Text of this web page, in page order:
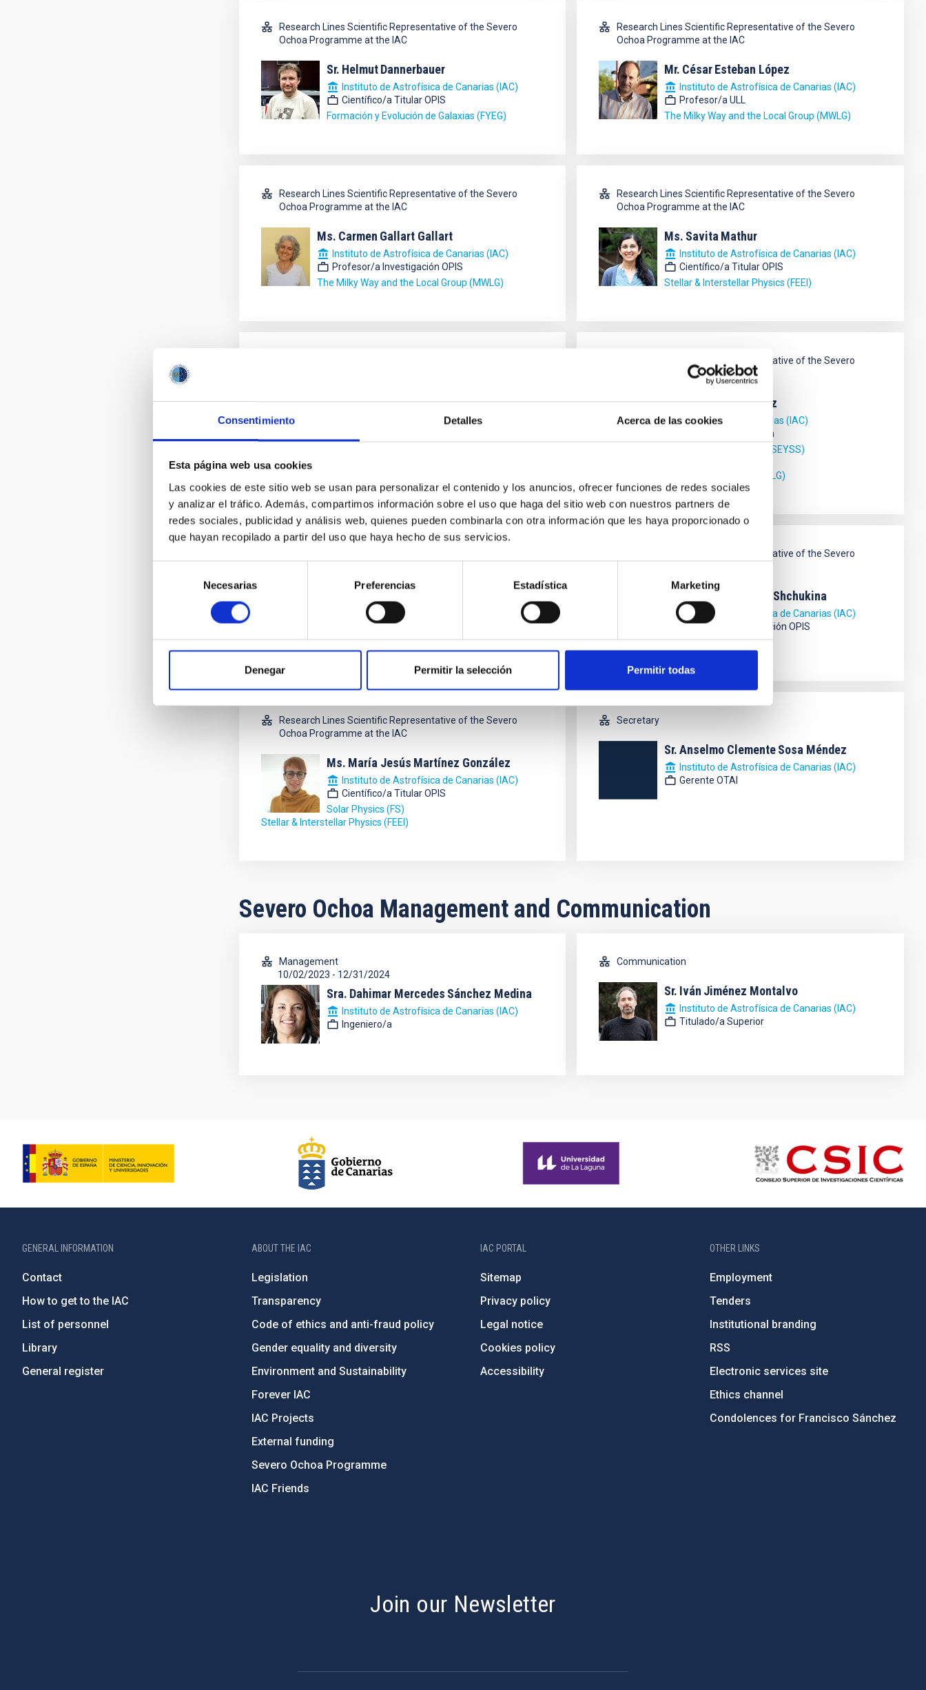
Consentimiento Detalles Acerca de las cookies
Esta página web usa cookies
Las cookies de este sitio web se usan para personalizar el contenido y los anuncios, ofrecer funciones de redes sociales
y analizar el tráfico. Además, compartimos información sobre el uso que haga del sitio web con nuestros partners de
redes sociales, publicidad y análisis web, quienes pueden combinarla con otra información que les haya proporcionado o
que hayan recopilado a partir del uso que haya hecho de sus servicios.
consentimiento
Necesarias Preferencias Estadística Marketing
Denegar Permitir la selección Permitir todas
Research Lines Scientific Representative of the Severo
Ochoa Programme at the IAC
Sr. Helmut Dannerbauer
Instituto de Astrofísica de Canarias (IAC)
Científico/a Titular OPIS
Formación y Evolución de Galaxias (FYEG)
Research Lines Scientific Representative of the Severo
Ochoa Programme at the IAC
Mr. CésarEsteban López
Instituto de Astrofísica de Canarias (IAC)
Profesor/a ULL
The Milky Way and the Local Group (MWLG)
Research Lines Scientific Representative of the Severo
Ochoa Programme at the IAC
Ms. Carmen Gallart Gallart
Instituto de Astrofísica de Canarias (IAC)
Profesor/a Investigación OPIS
The Milky Way and the Local Group (MWLG)
Research Lines Scientific Representative of the Severo
Ochoa Programme at the IAC
Ms. Savita Mathur
Instituto de Astrofísica de Canarias (IAC)
Científico/a Titular OPIS
Stellar & Interstellar Physics (FEEI)
Sr.SergioSimón Díaz
Instituto de Astrofísica de Canarias (IAC)
Research Lines Scientific Representative of the Severo
Ochoa Programme at the IAC
Mr.Jonay IsaíGonzález Hernández
Instituto de Astrofísica de Canarias (IAC)
Coodinador/a Área Investigación
Exoplanetary Systems & Solar System (SEYSS)
The Milky Way and the Local Group (MWLG)
Instituto de Astrofísica de Canarias (IAC)
Profesor/a Investigación OPIS
Sistema Solar y Sistemas Planetarios (SEYSS)
Research Lines Scientific Representative of the Severo
ElenaKhomenko Shchukina
Instituto de Astrofísica de Canarias (IAC)
Profesor/a Investigación OPIS
Física Solar (FS)
Research Lines Scientific Representative of the Severo
Ochoa Programme at the IAC
Ms. María Jesús Martínez González
Instituto de Astrofísica de Canarias (IAC)
Científico/a Titular OPIS
Solar Physics (FS)
Stellar & Interstellar Physics (FEEI)
Secretary
Sr. Anselmo ClementeSosa Méndez
Instituto de Astrofísica de Canarias (IAC)
Gerente OTAI
Severo Ochoa Management and Communication
Management
10/02/2023 - 12/31/2024
Sra. Dahimar Mercedes Sánchez Medina
Instituto de Astrofísica de Canarias (IAC)
Ingeniero/a
Communication
Sr. Iván Jiménez Montalvo
Instituto de Astrofísica de Canarias (IAC)
Titulado/a Superior
GENERAL INFORMATION
Contact
How to get to the IAC
List of personnel
Library
General register
ABOUT THE IAC
Legislation
Transparency
Code of ethics and anti-fraud policy
Gender equality and diversity
Environment and Sustainability
Forever IAC
IAC Projects
External funding
Severo Ochoa Programme
IAC Friends
IAC PORTAL
Sitemap
Privacy policy
Legal notice
Cookies policy
Accessibility
OTHER LINKS
Employment
Tenders
Institutional branding
RSS
Electronic services site
Ethics channel
Condolences for Francisco Sánchez
Join our Newsletter